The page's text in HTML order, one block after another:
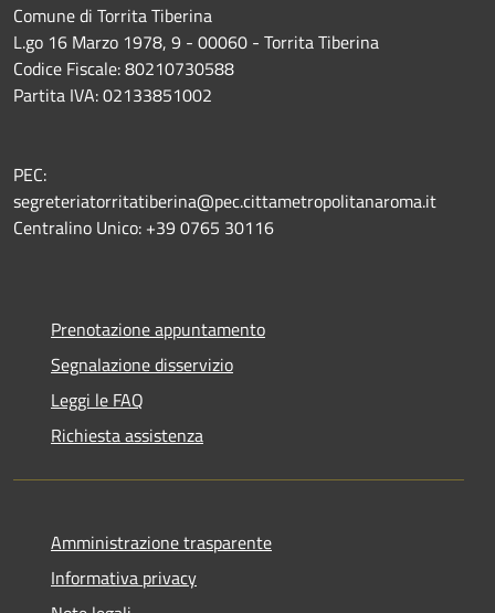
Comune di Torrita Tiberina
L.go 16 Marzo 1978, 9 - 00060 - Torrita Tiberina
Codice Fiscale: 80210730588
Partita IVA: 02133851002
PEC:
segreteriatorritatiberina@pec.cittametropolitanaroma.it
Centralino Unico: +39 0765 30116
Prenotazione appuntamento
Segnalazione disservizio
Leggi le FAQ
Richiesta assistenza
Amministrazione trasparente
Informativa privacy